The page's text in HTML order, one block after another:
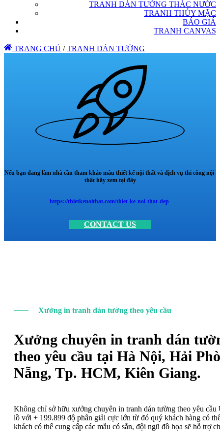
TRANH DÁN TƯỜNG THÁC NƯỚC
TRANH THỦY MẶC
BÁO GIÁ
TRANH CANVAS
TRANG CHỦ / TRANH DÁN TƯỜNG
Nếu bạn đang làm nhà cần tham khảo mẫu thiết kế nội thất và dịch vụ thi công nội
thất hãy xem tại đây
https://thietkenoithat.com/thiet-ke-noi-that-dep
CONTACT US
Xưởng in tranh dán tường theo yêu cầu
Xưởng chuyên in tranh dán
theo yêu cầu tại Hà Nội, Hải
Nẵng, Tp. HCM, Kiên Giang.
Không chỉ sở hữu xưởng chuyên in tranh dán tường theo yêu
lồ với + 199.899 độ phân giải cực lớn từ đó quý khách hàng có
khách có thể cung cấp các mẫu có sẵn, đội ngũ đồ họa sẽ hỗ trợ